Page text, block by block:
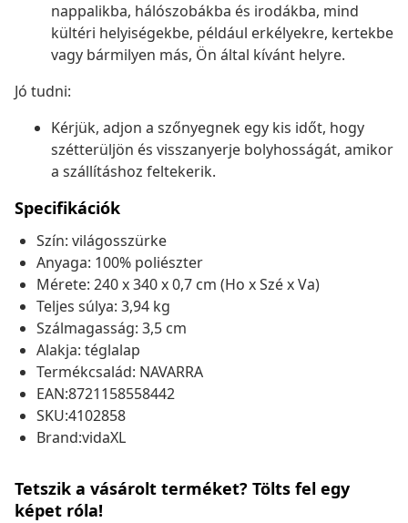
nappalikba, hálószobákba és irodákba, mind
kültéri helyiségekbe, például erkélyekre, kertekbe
vagy bármilyen más, Ön által kívánt helyre.
Jó tudni:
Kérjük, adjon a szőnyegnek egy kis időt, hogy
szétterüljön és visszanyerje bolyhosságát, amikor
a szállításhoz feltekerik.
Specifikációk
Szín: világosszürke
Anyaga: 100% poliészter
Mérete: 240 x 340 x 0,7 cm (Ho x Szé x Va)
Teljes súlya: 3,94 kg
Szálmagasság: 3,5 cm
Alakja: téglalap
Termékcsalád: NAVARRA
EAN:8721158558442
SKU:4102858
Brand:vidaXL
Tetszik a vásárolt terméket? Tölts fel egy
képet róla!